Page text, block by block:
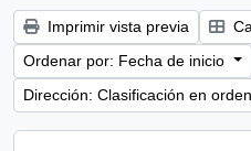
Imprimir vista previa
Ordenar por: Fecha de inicio
Dirección: Clasificación en